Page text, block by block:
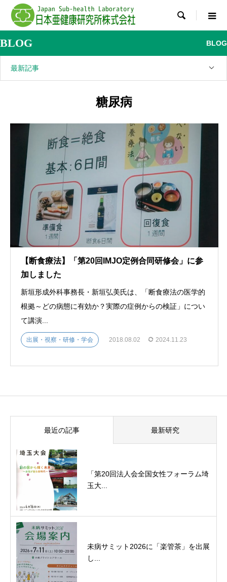

BLOG BLOG
最新記事
糖尿病
【断食療法】「第20回IMJO定例合同研修会」に参
加しました
新垣形成外科事務長・新垣弘美氏は、「断食療法の医学的
根拠～どの病態に有効か？実際の症例からの検証」につい
て講演...
出展・視察・研修・学会 2018.08.02 2024.11.23
最近の記事 最新研究
「第20回法人会全国女性フォーラム埼
玉大...
未病サミット2026に「楽管茶」を出展
し...